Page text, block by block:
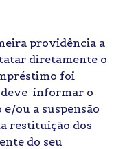
providência a
diretamente o
foi
deve informar o
ou a suspensão
restituição dos
do seu